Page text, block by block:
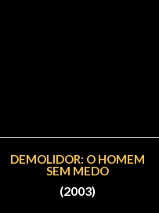
DEMOLIDOR: O HOMEM
SEM MEDO
(2003)